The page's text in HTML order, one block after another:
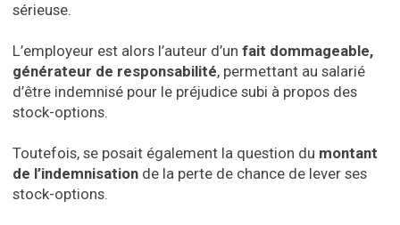
sérieuse.
L’employeur est alors l’auteur d’un fait dommageable,
générateur de responsabilité, permettant au salarié
d’être indemnisé pour le préjudice subi à propos des
stock-options.
Toutefois, se posait également la question du montant
de l’indemnisation de la perte de chance de lever ses
stock-options.